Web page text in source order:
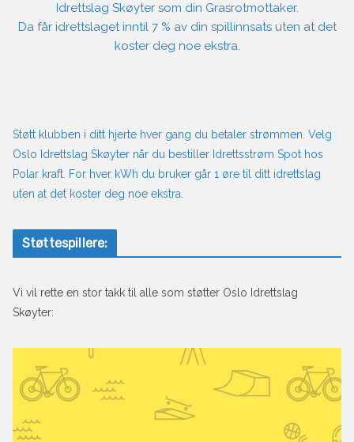
Idrettslag Skøyter som din Grasrotmottaker.
Da får idrettslaget inntil 7 % av din spillinnsats uten at det
koster deg noe ekstra.
Støtt klubben i ditt hjerte hver gang du betaler strømmen. Velg
Oslo Idrettslag Skøyter når du bestiller Idrettsstrøm Spot hos
Polar kraft. For hver kWh du bruker går 1 øre til ditt idrettslag
uten at det koster deg noe ekstra.
Støttespillere:
Vi vil rette en stor takk til alle som støtter Oslo Idrettslag
Skøyter: